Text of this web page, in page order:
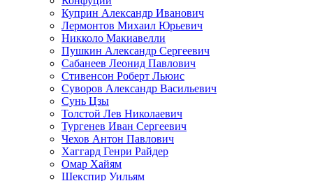
Куприн Александр Иванович
Лермонтов Михаил Юрьевич
Никколо Макиавелли
Пушкин Александр Сергеевич
Сабанеев Леонид Павлович
Стивенсон Роберт Льюис
Суворов Александр Васильевич
Сунь Цзы
Толстой Лев Николаевич
Тургенев Иван Сергеевич
Чехов Антон Павлович
Хаггард Генри Райдер
Омар Хайям
Шекспир Уильям